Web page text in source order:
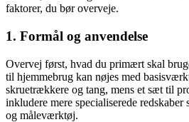
faktorer, du bør overveje.
1. Formål og anvendelse
Overvej først, hvad du primært skal
til hjemmebrug kan nøjes med
skruetrækkere og tang, mens et sæt til
inkludere mere specialiserede
og måleværktøj.